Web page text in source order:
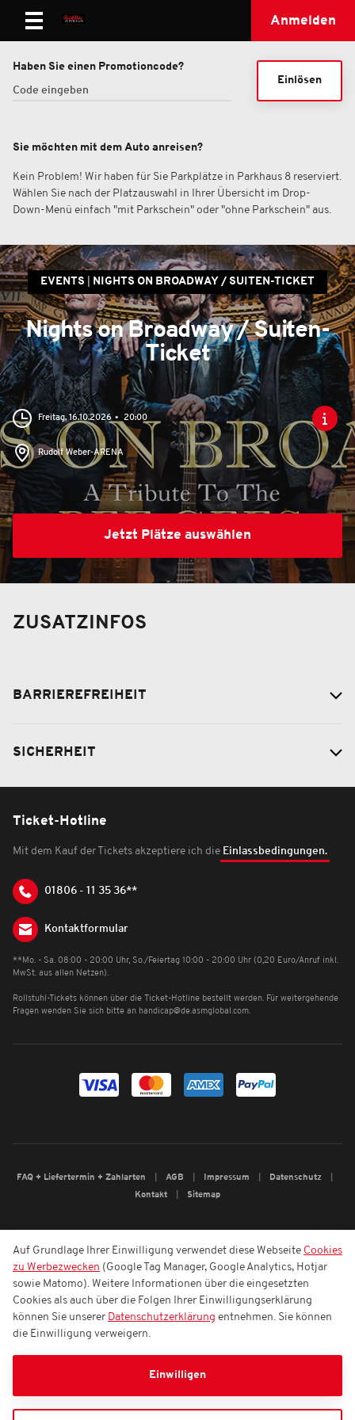
Anmelden
Haben Sie einen Promotioncode?
Einlösen
Sie möchten mit dem Auto anreisen?
Kein Problem! Wir haben für Sie Parkplätze in Parkhaus 8 reserviert.
Wählen Sie nach der Platzauswahl in Ihrer Übersicht im Drop-
Down-Menü einfach "mit Parkschein" oder "ohne Parkschein" aus.
EVENTS NIGHTS ON BROADWAY / SUITEN-TICKET
Nights on Broadway / Suiten-
Ticket
Freitag, 16.10.2026 20:00
Rudolf Weber-ARENA
Jetzt Plätze auswählen
ZUSATZINFOS
BARRIEREFREIHEIT
SICHERHEIT
Ticket-Hotline
Mit dem Kauf der Tickets akzeptiere ich die Einlassbedingungen.
01806 - 11 35 36**
Kontaktformular
**Mo. - Sa. 08:00 - 20:00 Uhr, So./Feiertag 10:00 - 20:00 Uhr (0,20 Euro/Anruf inkl.
MwSt. aus allen Netzen).
Rollstuhl-Tickets können über die Ticket-Hotline bestellt werden. Für weitergehende
Fragen wenden Sie sich bitte an handicap@de.asmglobal.com.
FAQ + Liefertermin + Zahlarten AGB Impressum
Datenschutz
Kontakt
Sitemap
Auf Grundlage Ihrer Einwilligung verwendet diese Webseite Cookies
zu Werbezwecken (Google Tag Manager, Google Analytics, Hotjar
sowie Matomo). Weitere Informationen über die eingesetzten
Cookies als auch über die Folgen Ihrer Einwilligungserklärung
können Sie unserer Datenschutzerklärung entnehmen. Sie können
die Einwilligung verweigern.
Einwilligen